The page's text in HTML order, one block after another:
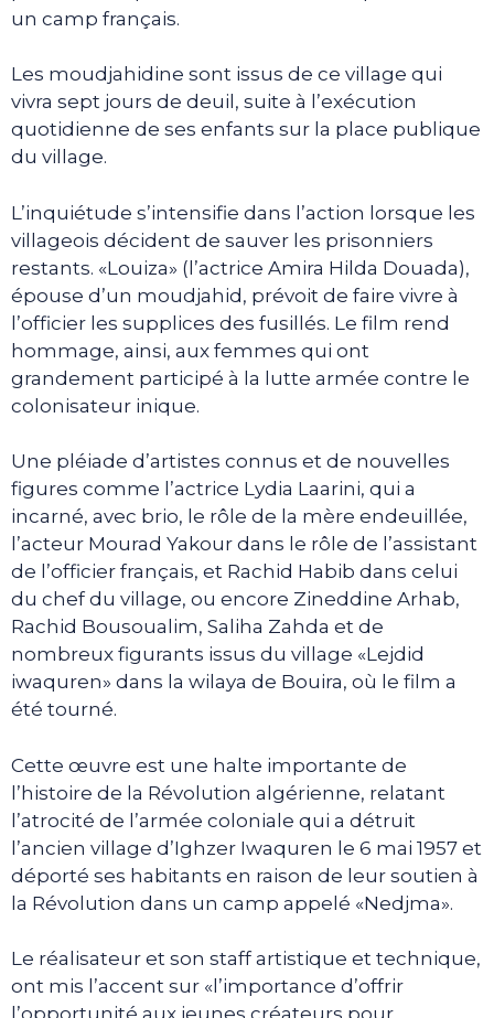
un camp français.
Les moudjahidine sont issus de ce village qui
vivra sept jours de deuil, suite à l’exécution
quotidienne de ses enfants sur la place publique
du village.
L’inquiétude s’intensifie dans l’action lorsque les
villageois décident de sauver les prisonniers
restants. «Louiza» (l’actrice Amira Hilda Douada),
épouse d’un moudjahid, prévoit de faire vivre à
l’officier les supplices des fusillés. Le film rend
hommage, ainsi, aux femmes qui ont
grandement participé à la lutte armée contre le
colonisateur inique.
Une pléiade d’artistes connus et de nouvelles
figures comme l’actrice Lydia Laarini, qui a
incarné, avec brio, le rôle de la mère endeuillée,
l’acteur Mourad Yakour dans le rôle de l’assistant
de l’officier français, et Rachid Habib dans celui
du chef du village, ou encore Zineddine Arhab,
Rachid Bousoualim, Saliha Zahda et de
nombreux figurants issus du village «Lejdid
iwaquren» dans la wilaya de Bouira, où le film a
été tourné.
Cette œuvre est une halte importante de
l’histoire de la Révolution algérienne, relatant
l’atrocité de l’armée coloniale qui a détruit
l’ancien village d’Ighzer Iwaquren le 6 mai 1957 et
déporté ses habitants en raison de leur soutien à
la Révolution dans un camp appelé «Nedjma».
Le réalisateur et son staff artistique et technique,
ont mis l’accent sur «l’importance d’offrir